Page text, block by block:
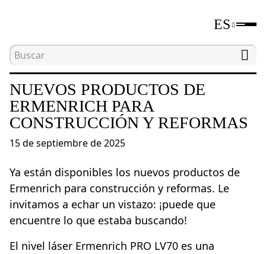
ES
Inicio Nuevos productos de
NUEVOS PRODUCTOS DE
ERMENRICH PARA
CONSTRUCCIÓN Y REFORMAS
15 de septiembre de 2025
Ya están disponibles los nuevos productos de
Ermenrich para construcción y reformas. Le
invitamos a echar un vistazo: ¡puede que
encuentre lo que estaba buscando!
El nivel láser Ermenrich PRO LV70 es una